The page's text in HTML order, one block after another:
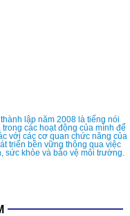
lập năm 2008 là tiếng nói
các hoạt động của mình để
với các cơ quan chức năng của
triển bền vững thông qua việc
sức khỏe và bảo vệ môi trường.